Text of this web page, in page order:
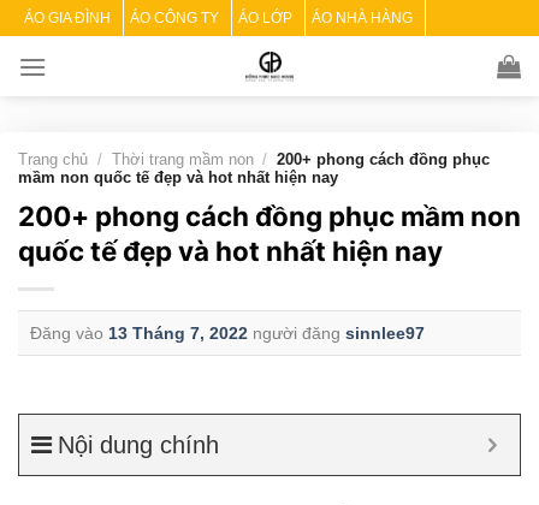
Skip
content
ÁO GIA ĐÌNH ÁO CÔNG TY ÁO LỚP ÁO NHÀ HÀNG
Trang chủ / Thời trang mầm non / 200+ phong cách đồng phục
mầm non quốc tế đẹp và hot nhất hiện nay
200+ phong cách đồng phục mầm non
quốc tế đẹp và hot nhất hiện nay
Đăng vào 13 Tháng 7, 2022 người đăng sinnlee97
Nội dung chính